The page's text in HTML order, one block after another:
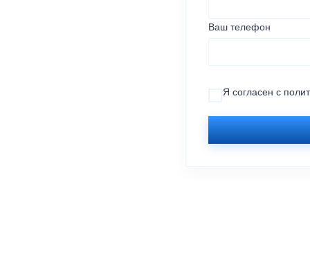
Ваш телефон
Я согласен с